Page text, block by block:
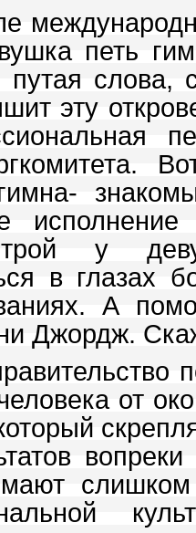
петь
слова,
эту
у
в глазах
А
Джордж.
от